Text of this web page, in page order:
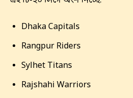
Dhaka Capitals
Rangpur Riders
Sylhet Titans
Rajshahi Warriors